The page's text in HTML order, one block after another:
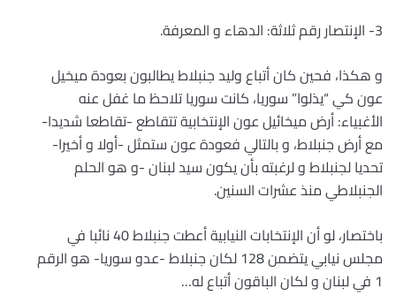
3- الإنتصار رقم ثلاثة: الدهاء و المعرفة.
و هكذا، فحين كان أتباع وليد جنبلاط يطالبون بعودة ميخيل
عون كي “يذلوا” سوريا، كانت سوريا تلاحظ ما غفل عنه
الأغبياء: أرض ميخائيل عون الإنتخابية تتقاطع -تقاطعا شديدا-
مع أرض جنبلاط، و بالتالي فعودة عون ستمثل -أولا و أخيرا-
تحديا لجنبلاط و لرغبته بأن يكون سيد لبنان -و هو الحلم
الجنبلاطي منذ عشرات السنين.
باختصار، لو أن الإنتخابات النيابية أعطت جنبلاط 40 نائبا في
مجلس نيابي يتضمن 128 لكان جنبلاط -عدو سوريا- هو الرقم
1 في لبنان و لكان الباقون أتباع له…